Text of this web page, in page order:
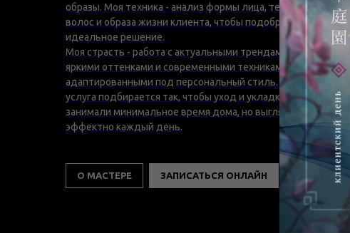
образы. Моя техника - анализ формы лица, текстуры
волос и образа жизни клиента, чтобы подобрать
идеальное решение.
Моя страсть - работа с актуальными трендами,
яркими оттенками и современными техниками,
адаптированными под персональный стиль. Каждая
услуга подбирается так, чтобы уход и укладка
занимали минимальное время дома, но выглядели
эффектно каждый день.
О МАСТЕРЕ ЗАПИСАТЬСЯ ОНЛАЙН